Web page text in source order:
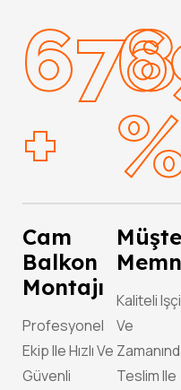
950
+
Cam
Balkon
Montajı
Profesyonel
Ekip Ile Hızlı Ve
Güvenli
Kaliteli
Ve
Teslim Ile